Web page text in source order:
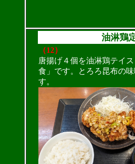
油淋鶏
（12）
唐揚げ４個を油淋鶏テイ
食」です。とろろ昆布の
す。